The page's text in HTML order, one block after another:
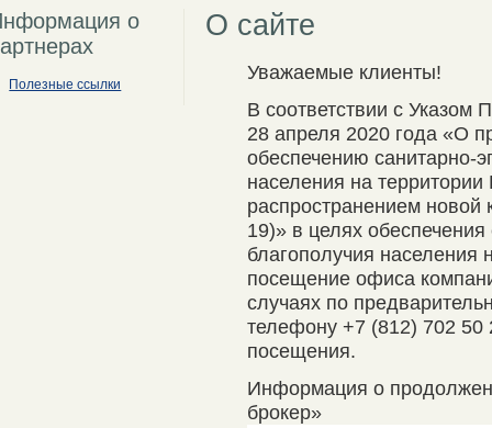
о
Полезные ссылки
О сайте
Уважаемые клиенты!
В соответствии с Указом
28 апреля 2020 года «О
обеспечению санитарно-
населения на
распространением новой
19)» в целях
благополучия населения
посещение офиса
случаях по
телефону +7 (812) 702 50
посещения.
Информация о
брокер»